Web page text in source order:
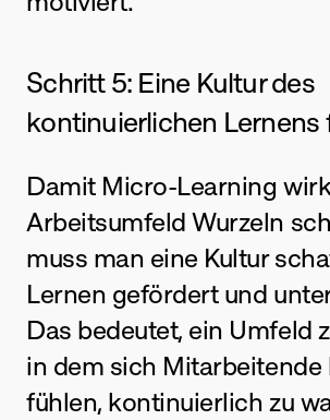
Schritt 5: Eine Kultur des
kontinuierlichen Lernens
Damit Micro-Learning
Arbeitsumfeld Wurzeln
muss man eine Kultur
Lernen gefördert und
Das bedeutet, ein Umfeld
in dem sich
fühlen, kontinuierlich zu